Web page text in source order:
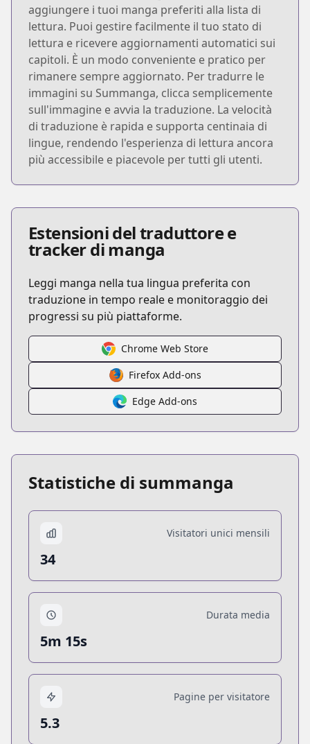
aggiungere i tuoi manga preferiti alla lista di
lettura. Puoi gestire facilmente il tuo stato di
lettura e ricevere aggiornamenti automatici sui
capitoli. È un modo conveniente e pratico per
rimanere sempre aggiornato. Per tradurre le
immagini su Summanga, clicca semplicemente
sull'immagine e avvia la traduzione. La velocità
di traduzione è rapida e supporta centinaia di
lingue, rendendo l'esperienza di lettura ancora
più accessibile e piacevole per tutti gli utenti.
Estensioni del traduttore e
tracker di manga
Leggi manga nella tua lingua preferita con
traduzione in tempo reale e monitoraggio dei
progressi su più piattaforme.
Chrome Web Store
Firefox Add-ons
Edge Add-ons
Statistiche di summanga
Visitatori unici mensili
34
Durata media
5m 15s
Pagine per visitatore
5.3